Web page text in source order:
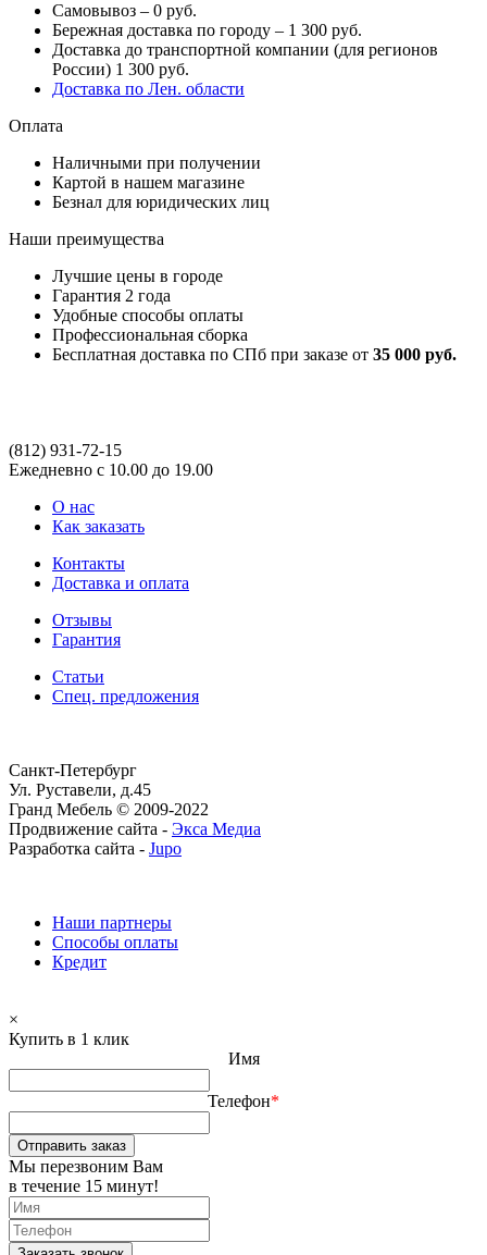
Самовывоз – 0 руб.
Бережная доставка по городу – 1 300 руб.
Доставка до транспортной компании (для регионов
России) 1 300 руб.
Доставка по Лен. области
Оплата
Наличными при получении
Картой в нашем магазине
Безнал для юридических лиц
Наши преимущества
Лучшие цены в городе
Гарантия 2 года
Удобные способы оплаты
Профессиональная сборка
Бесплатная доставка по СПб при заказе от 35 000 руб.
(812) 931-72-15
Ежедневно с 10.00 до 19.00
О нас
Как заказать
Контакты
Доставка и оплата
Отзывы
Гарантия
Статьи
Спец. предложения
Санкт-Петербург
Ул. Руставели, д.45
Гранд Мебель © 2009-2022
Продвижение сайта - Экса Медиа
Разработка сайта - Jupo
Наши партнеры
Способы оплаты
Кредит
×
Купить в 1 клик
Имя
Телефон*
Отправить заказ
Мы перезвоним Вам
в течение 15 минут!